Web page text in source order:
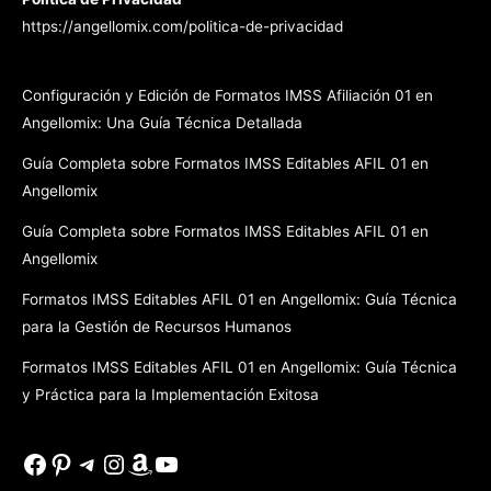
https://angellomix.com/politica-de-privacidad
Configuración y Edición de Formatos IMSS Afiliación 01 en
Angellomix: Una Guía Técnica Detallada
Guía Completa sobre Formatos IMSS Editables AFIL 01 en
Angellomix
Guía Completa sobre Formatos IMSS Editables AFIL 01 en
Angellomix
Formatos IMSS Editables AFIL 01 en Angellomix: Guía Técnica
para la Gestión de Recursos Humanos
Formatos IMSS Editables AFIL 01 en Angellomix: Guía Técnica
y Práctica para la Implementación Exitosa
Facebook
Pinterest
Telegram
Instagram
Amazon
YouTube